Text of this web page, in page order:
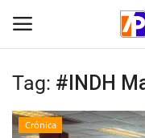
Inicio
Tag: #INDH
Crónica